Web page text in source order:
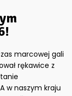
marcowej gali
rękawice z
w naszym kraju